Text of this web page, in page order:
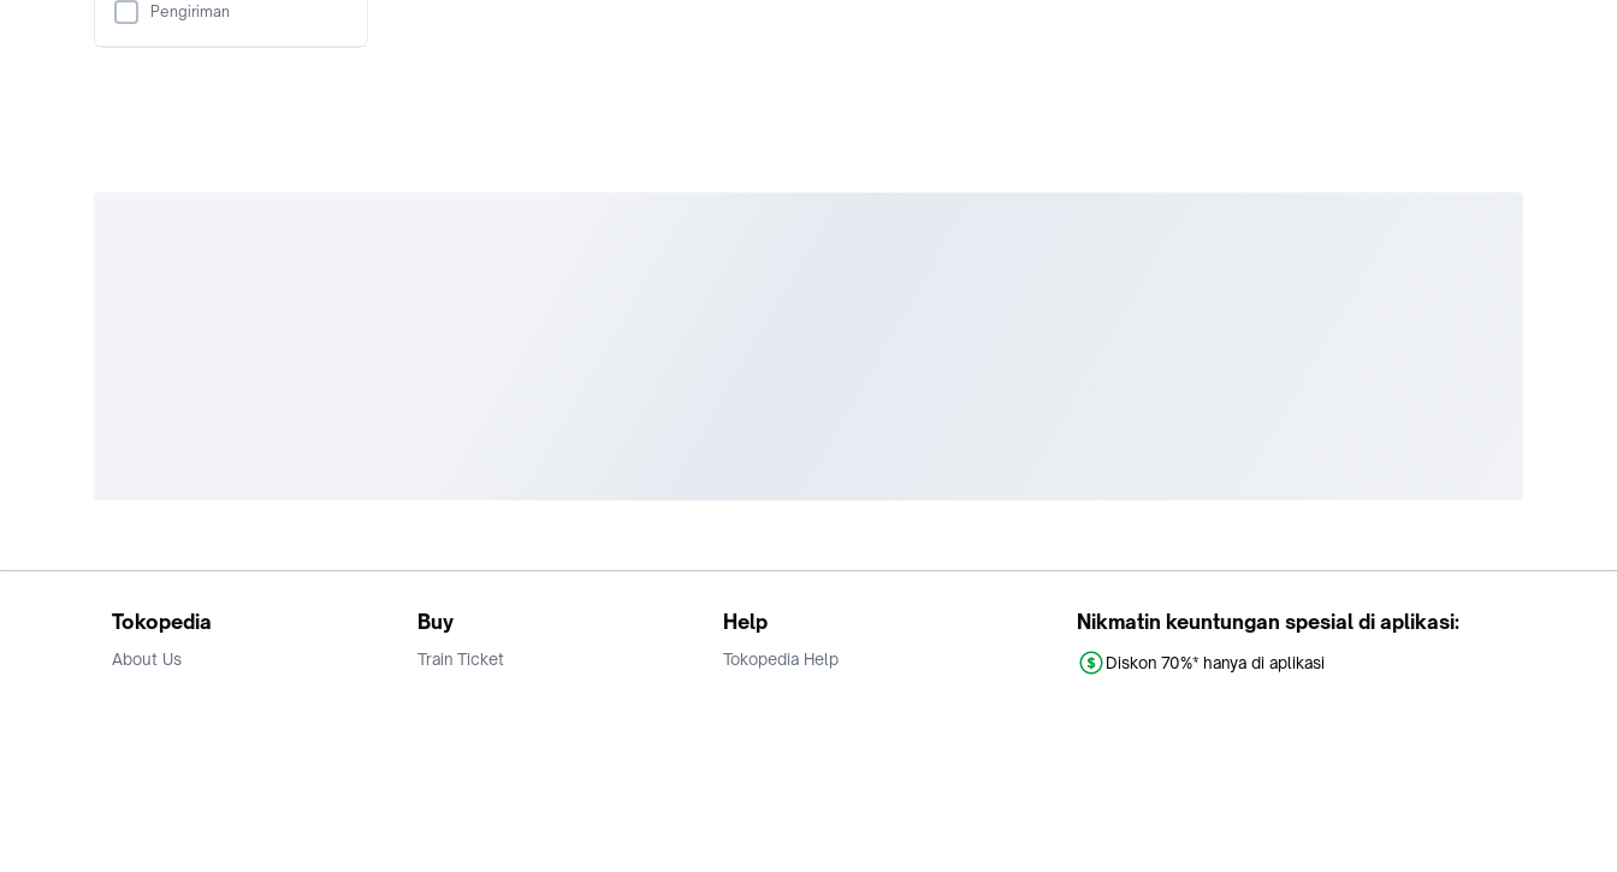
Pengiriman
Tokopedia
About Us
Buy
Train Ticket
Help
Tokopedia Help
Nikmatin keuntungan spesial di aplikasi:
Diskon 70%* hanya di aplikasi